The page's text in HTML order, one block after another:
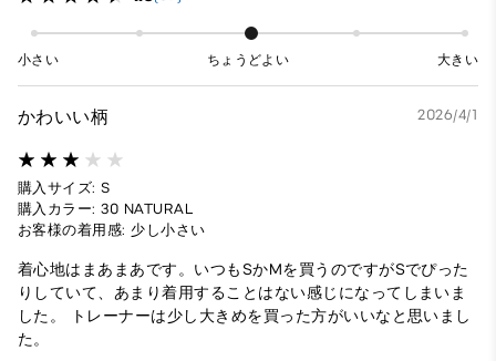
小さい ちょうどよい 大きい
かわいい柄 2026/4/1
購入サイズ: S
購入カラー: 30 NATURAL
お客様の着用感: 少し小さい
着心地はまあまあです。いつもSかMを買うのですがSでぴった
りしていて、あまり着用することはない感じになってしまいま
した。 トレーナーは少し大きめを買った方がいいなと思いまし
た。